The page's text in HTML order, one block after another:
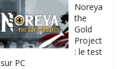
Noreya
the
Gold
Project
: le test
sur PC